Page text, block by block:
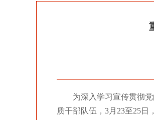
为深入学习宣传贯彻
质干部队伍，3月23至25